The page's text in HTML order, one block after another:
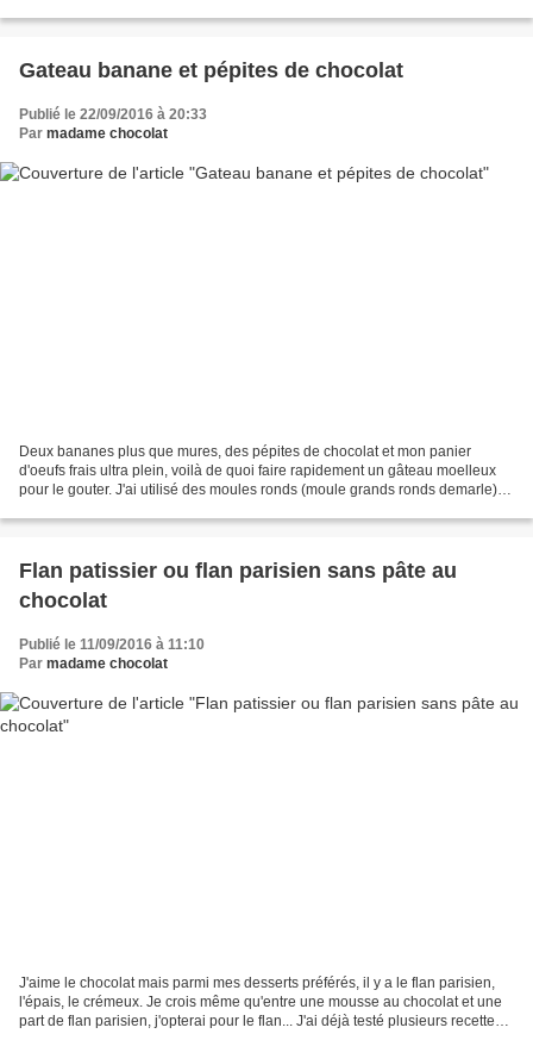
Gateau banane et pépites de chocolat
Publié le 22/09/2016 à 20:33
Par madame chocolat
Deux bananes plus que mures, des pépites de chocolat et mon panier
d'oeufs frais ultra plein, voilà de quoi faire rapidement un gâteau moelleux
pour le gouter. J'ai utilisé des moules ronds (moule grands ronds demarle) et
Flan patissier ou flan parisien sans pâte au
chocolat
Publié le 11/09/2016 à 11:10
Par madame chocolat
J'aime le chocolat mais parmi mes desserts préférés, il y a le flan parisien,
l'épais, le crémeux. Je crois même qu'entre une mousse au chocolat et une
part de flan parisien, j'opterai pour le flan... J'ai déjà testé plusieurs recettes